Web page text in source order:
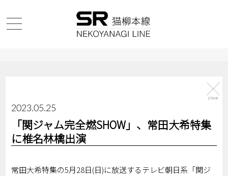
2023.05.25
「関ジャム完全燃SHOW」、常田大希特集
に椎名林檎出演
常田大希特集の5月28日(日)に放送するテレビ朝日系「関ジ